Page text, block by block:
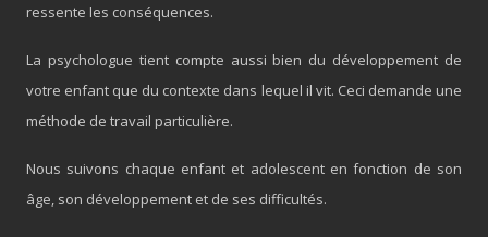
ressente les conséquences.
La psychologue tient compte aussi bien du développement de
votre enfant que du contexte dans lequel il vit. Ceci demande une
méthode de travail particulière.
Nous suivons chaque enfant et adolescent en fonction de son
âge, son développement et de ses difficultés.